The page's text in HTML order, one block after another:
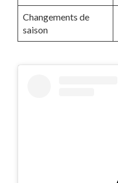
Changements de
saison